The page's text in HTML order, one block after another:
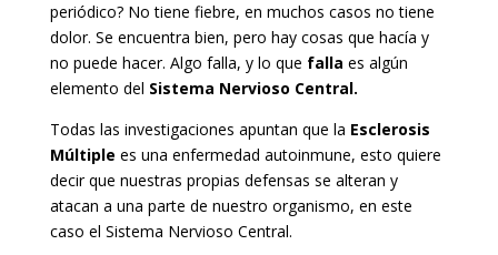
periódico? No tiene fiebre, en muchos casos no tiene
dolor. Se encuentra bien, pero hay cosas que hacía y
no puede hacer. Algo falla, y lo que falla es algún
elemento del Sistema Nervioso Central.
Todas las investigaciones apuntan que la Esclerosis
Múltiple es una enfermedad autoinmune, esto quiere
decir que nuestras propias defensas se alteran y
atacan a una parte de nuestro organismo, en este
caso el Sistema Nervioso Central.